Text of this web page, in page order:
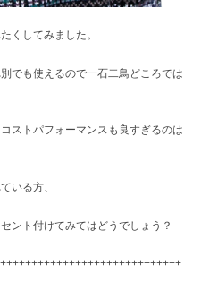
くしてみました。
でも使えるので一石二鳥どころでは
ストパフォーマンスも良すぎるのは
いる方、
ント付けてみてはどうでしょう？